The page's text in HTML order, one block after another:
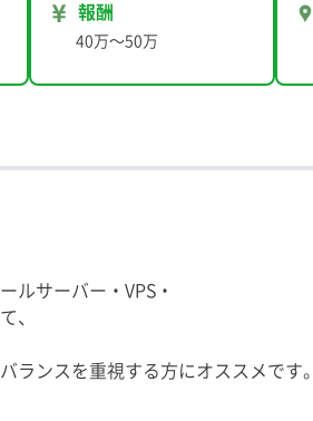
報酬
40万〜50万
ルサーバー・VPS・
、
ンスを重視する方にオススメです。